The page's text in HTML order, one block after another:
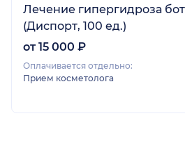
Лечение гипергидроза
(Диспорт, 100 ед.)
от 15 000 ₽
Оплачивается отдельно:
Прием косметолога